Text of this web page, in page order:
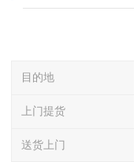
目的地
上门提货
送货上门